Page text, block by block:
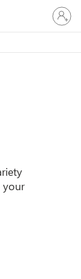
Sign
in
to
account
your